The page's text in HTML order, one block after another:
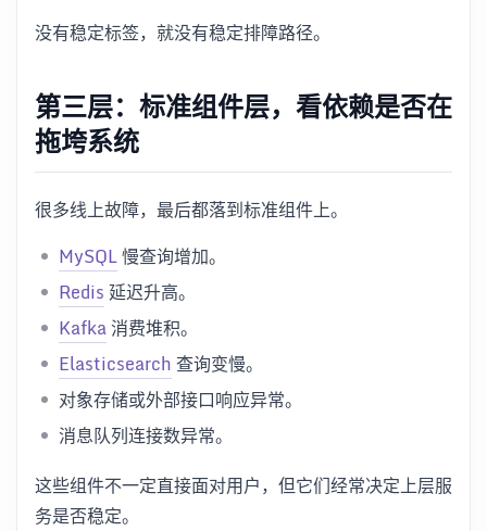
没有稳定标签，就没有稳定排障路径。
第三层：标准组件层，看依赖是否在
拖垮系统
很多线上故障，最后都落到标准组件上。
MySQL慢查询增加。
Redis延迟升高。
Kafka消费堆积。
Elasticsearch查询变慢。
对象存储或外部接口响应异常。
消息队列连接数异常。
这些组件不一定直接面对用户，但它们经常决定上层服
务是否稳定。